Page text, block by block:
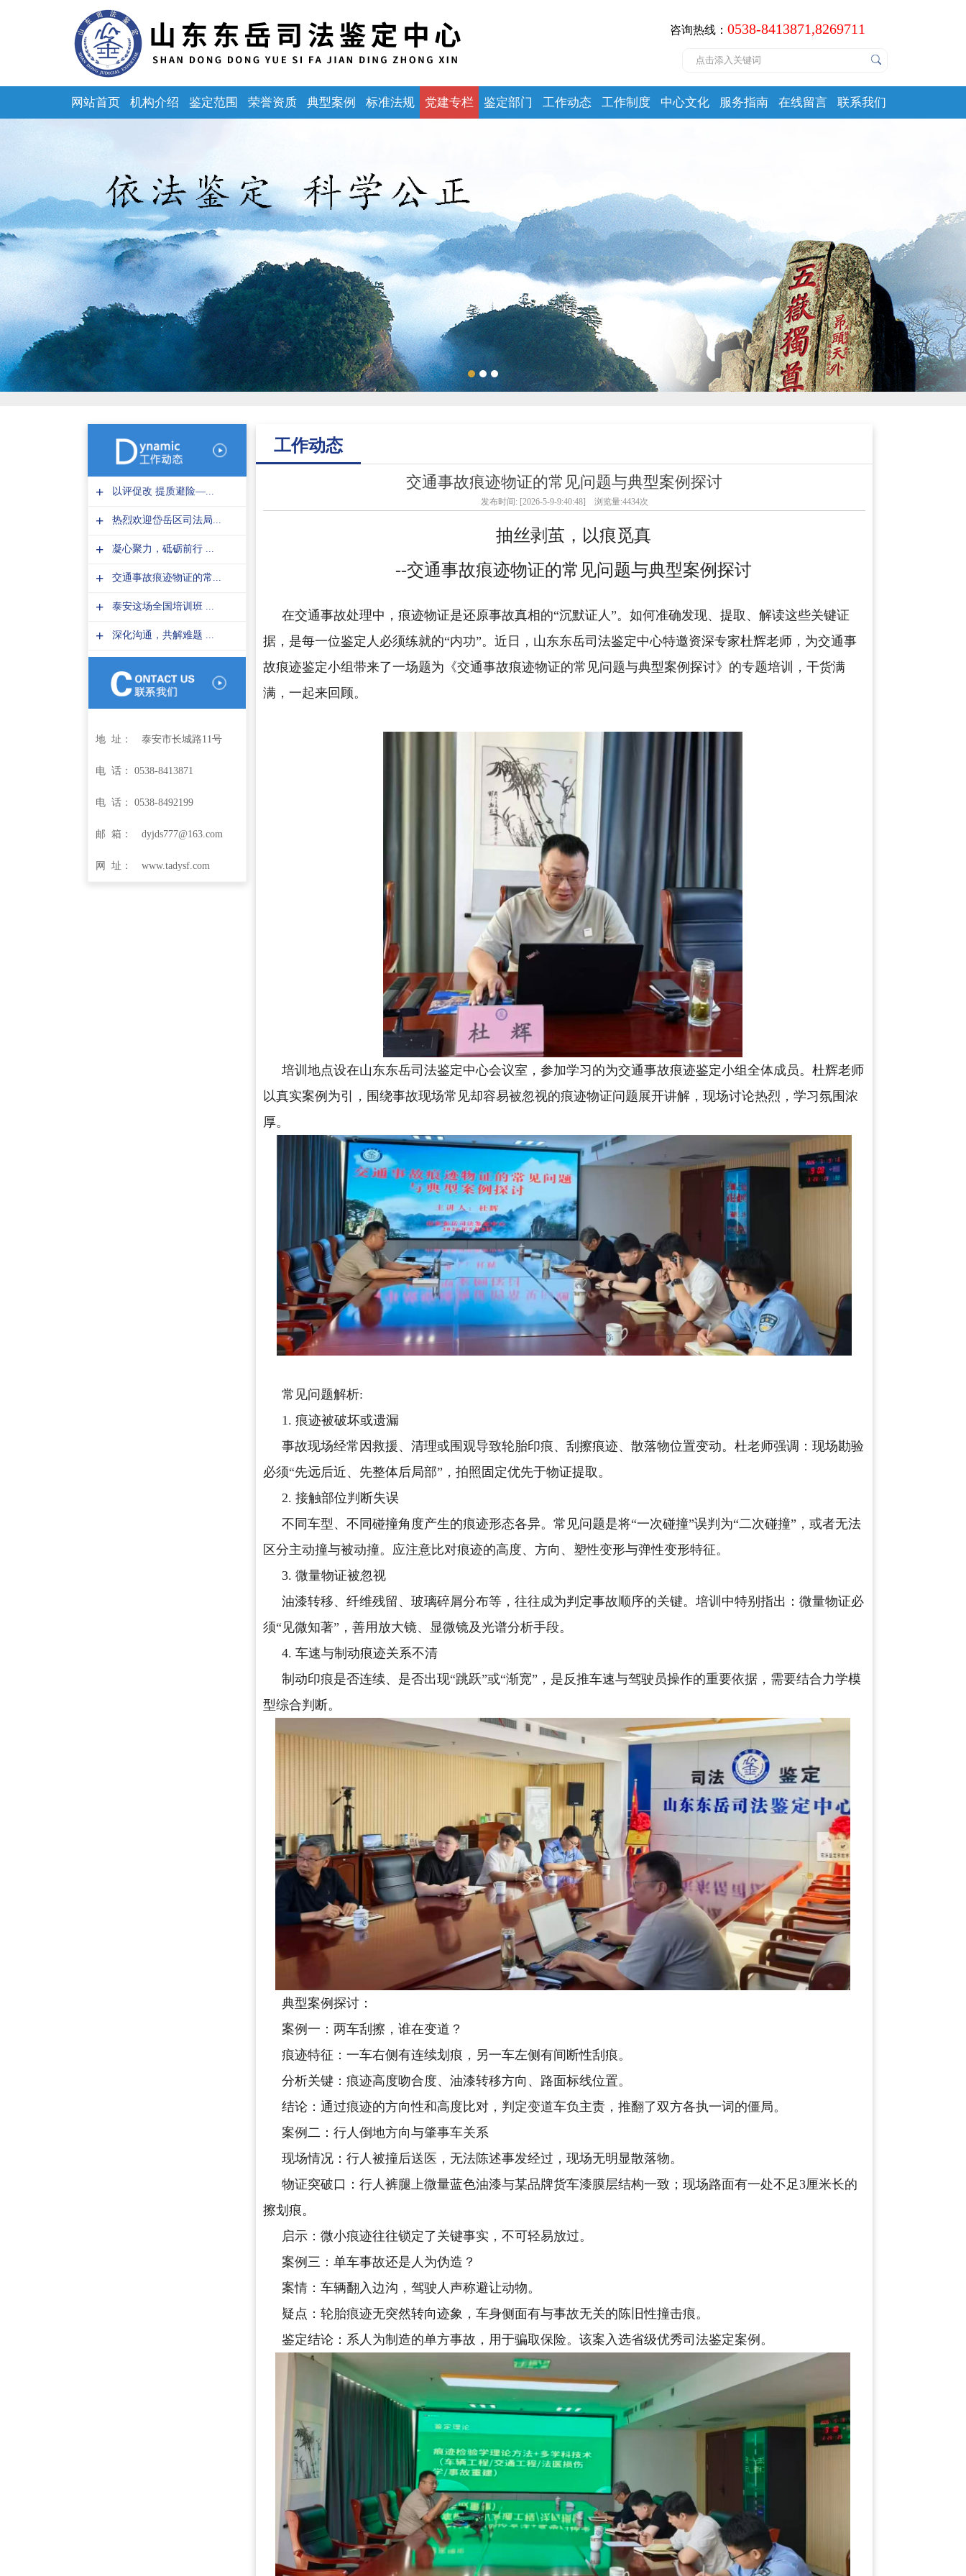
咨询热线： 0538-8413871,8269711
网站首页 机构介绍 鉴定范围 荣誉资质 典型案例 标准法规 党建专栏 鉴定部门 工作动态 工作制度 中心文化 服务指南 在线留言 联系我们
1 2 3
+ 以评促改 提质避险—...
+ 热烈欢迎岱岳区司法局...
+ 凝心聚力，砥砺前行 ...
+ 交通事故痕迹物证的常...
+ 泰安这场全国培训班 ...
+ 深化沟通，共解难题 ...
地 址： 泰安市长城路11号
电 话： 0538-8413871
电 话： 0538-8492199
邮 箱： dyjds777@163.com
网 址： www.tadysf.com
工作动态
交通事故痕迹物证的常见问题与典型案例探讨
发布时间: [2026-5-9-9:40:48] 浏览量:4434次
抽丝剥茧，以痕觅真
--交通事故痕迹物证的常见问题与典型案例探讨
在交通事故处理中，痕迹物证是还原事故真相的“沉默证人”。如何准确发现、提取、解读这些关键证
据，是每一位鉴定人必须练就的“内功”。近日，山东东岳司法鉴定中心特邀资深专家杜辉老师，为交通事
故痕迹鉴定小组带来了一场题为《交通事故痕迹物证的常见问题与典型案例探讨》的专题培训，干货满
满，一起来回顾。
培训地点设在山东东岳司法鉴定中心会议室，参加学习的为交通事故痕迹鉴定小组全体成员。杜辉老师
以真实案例为引，围绕事故现场常见却容易被忽视的痕迹物证问题展开讲解，现场讨论热烈，学习氛围浓
厚。
常见问题解析:
1. 痕迹被破坏或遗漏
事故现场经常因救援、清理或围观导致轮胎印痕、刮擦痕迹、散落物位置变动。杜老师强调：现场勘验
必须“先远后近、先整体后局部”，拍照固定优先于物证提取。
2. 接触部位判断失误
不同车型、不同碰撞角度产生的痕迹形态各异。常见问题是将“一次碰撞”误判为“二次碰撞”，或者无法
区分主动撞与被动撞。应注意比对痕迹的高度、方向、塑性变形与弹性变形特征。
3. 微量物证被忽视
油漆转移、纤维残留、玻璃碎屑分布等，往往成为判定事故顺序的关键。培训中特别指出：微量物证必
须“见微知著”，善用放大镜、显微镜及光谱分析手段。
4. 车速与制动痕迹关系不清
制动印痕是否连续、是否出现“跳跃”或“渐宽”，是反推车速与驾驶员操作的重要依据，需要结合力学模
型综合判断。
典型案例探讨：
案例一：两车刮擦，谁在变道？
痕迹特征：一车右侧有连续划痕，另一车左侧有间断性刮痕。
分析关键：痕迹高度吻合度、油漆转移方向、路面标线位置。
结论：通过痕迹的方向性和高度比对，判定变道车负主责，推翻了双方各执一词的僵局。
案例二：行人倒地方向与肇事车关系
现场情况：行人被撞后送医，无法陈述事发经过，现场无明显散落物。
物证突破口：行人裤腿上微量蓝色油漆与某品牌货车漆膜层结构一致；现场路面有一处不足3厘米长的
擦划痕。
启示：微小痕迹往往锁定了关键事实，不可轻易放过。
案例三：单车事故还是人为伪造？
案情：车辆翻入边沟，驾驶人声称避让动物。
疑点：轮胎痕迹无突然转向迹象，车身侧面有与事故无关的陈旧性撞击痕。
鉴定结论：系人为制造的单方事故，用于骗取保险。该案入选省级优秀司法鉴定案例。